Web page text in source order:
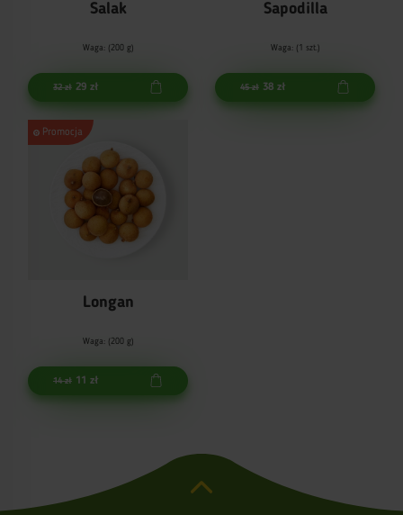
Salak
Waga: (200 g)
32 zł 29 zł
Sapodilla
Waga: (1 szt.)
45 zł 38 zł
Promocja
Longan
Waga: (200 g)
14 zł 11 zł